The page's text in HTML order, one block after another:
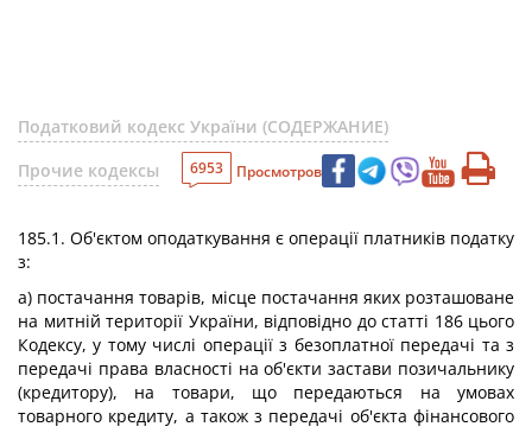
Податковий кодекс України (СОДЕРЖАНИЕ)
Прочие кодексы
6953 Просмотров
185.1. Об'єктом оподаткування є операції платників податку
з:
а) постачання товарів, місце постачання яких розташоване
на митній території України, відповідно до статті 186 цього
Кодексу, у тому числі операції з безоплатної передачі та з
передачі права власності на об'єкти застави позичальнику
(кредитору), на товари, що передаються на умовах
товарного кредиту, а також з передачі об'єкта фінансового